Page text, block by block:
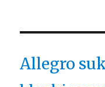
Allegro